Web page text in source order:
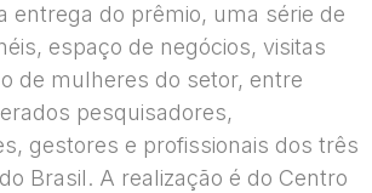
entrega do prêmio, uma série de
espaço de negócios, visitas
de mulheres do setor, entre
pesquisadores,
gestores e profissionais dos três
Brasil. A realização é do Centro